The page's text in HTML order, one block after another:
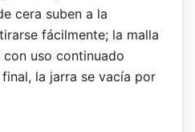
cera suben a la
fácilmente; la malla
uso continuado
la jarra se vacía por